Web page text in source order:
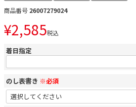
商品番号 26007279024
¥2,585税込
着日指定
のし表書き ※必須